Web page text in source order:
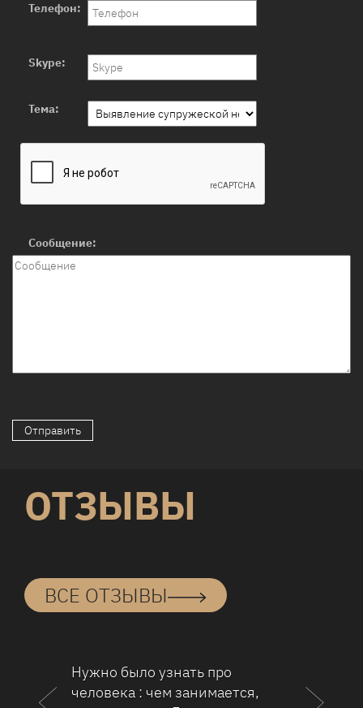
Телефон:
Skype:
Тема:
Сообщение:
ОТЗЫВЫ
ВСЕ ОТЗЫВЫ
было узнать про
: чем занимается,
чтобы